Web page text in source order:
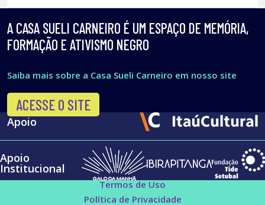
A CASA SUELI CARNEIRO É UM ESPAÇO DE MEMÓRIA,
FORMAÇÃO E ATIVISMO NEGRO
Saiba mais sobre a Casa Sueli Carneiro em nosso site
ACESSE O SITE
Apoio
Apoio
Institucional
Termos de Uso
Política de Privacidade